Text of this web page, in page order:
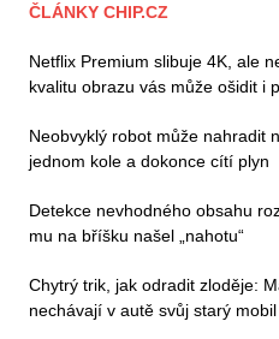
ČLÁNKY CHIP.CZ
Netflix Premium slibuje 4K, ale
kvalitu obrazu vás může ošidit i
Neobvyklý robot může nahradit
jednom kole a dokonce cítí plyn
Detekce nevhodného obsahu
mu na bříšku našel „nahotu“
Chytrý trik, jak odradit zloděje:
nechávají v autě svůj starý mobil